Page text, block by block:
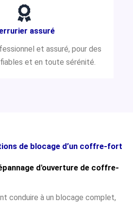
assuré
et assuré, pour des
et en toute sérénité.
de blocage d’un coffre-fort
d'ouverture de coffre-
conduire à un blocage complet,